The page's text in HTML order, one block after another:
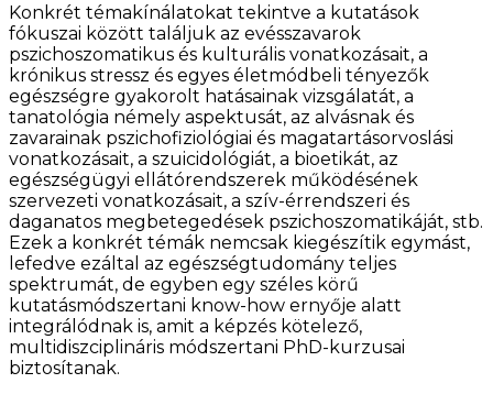
Konkrét témakínálatokat tekintve a kutatások
fókuszai között találjuk az evésszavarok
pszichoszomatikus és kulturális vonatkozásait, a
krónikus stressz és egyes életmódbeli tényezők
egészségre gyakorolt hatásainak vizsgálatát, a
tanatológia némely aspektusát, az alvásnak és
zavarainak pszichofiziológiai és magatartásorvoslási
vonatkozásait, a szuicidológiát, a bioetikát, az
egészségügyi ellátórendszerek működésének
szervezeti vonatkozásait, a szív-érrendszeri és
daganatos megbetegedések pszichoszomatikáját, stb.
Ezek a konkrét témák nemcsak kiegészítik egymást,
lefedve ezáltal az egészségtudomány teljes
spektrumát, de egyben egy széles körű
kutatásmódszertani know-how ernyője alatt
integrálódnak is, amit a képzés kötelező,
multidiszciplináris módszertani PhD-kurzusai
biztosítanak.